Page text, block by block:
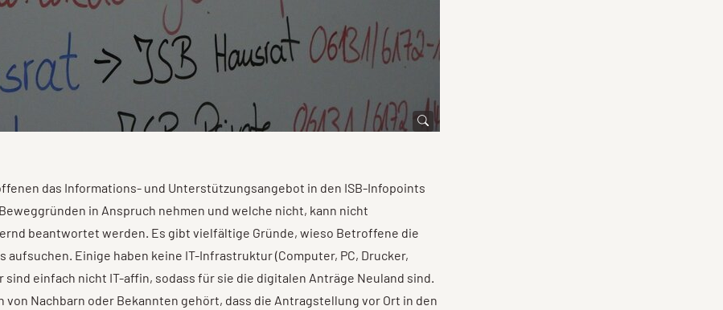
das Informations- und Unterstützungsangebot in den ISB-Infopoints
in Anspruch nehmen und welche nicht, kann nicht
beantwortet werden. Es gibt vielfältige Gründe, wieso Betroffene die
aufsuchen. Einige haben keine IT-Infrastruktur (Computer, PC, Drucker,
sind einfach nicht IT-affin, sodass für sie die digitalen Anträge Neuland sind.
von Nachbarn oder Bekannten gehört, dass die Antragstellung vor Ort in den